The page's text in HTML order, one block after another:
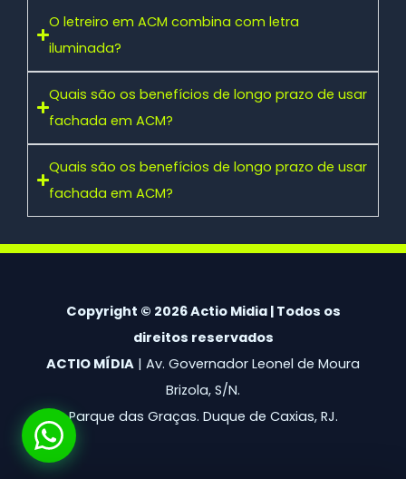
O letreiro em ACM combina com letra
iluminada?
Quais são os benefícios de longo prazo de usar
fachada em ACM?
Quais são os benefícios de longo prazo de usar
fachada em ACM?
Copyright © 2026 Actio Midia | Todos os
direitos reservados
ACTIO MÍDIA | Av. Governador Leonel de Moura
Brizola, S/N.
Parque das Graças. Duque de Caxias, RJ.